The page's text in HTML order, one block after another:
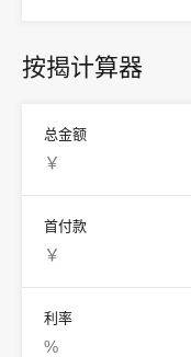
按揭计算器
总金额
首付款
利率